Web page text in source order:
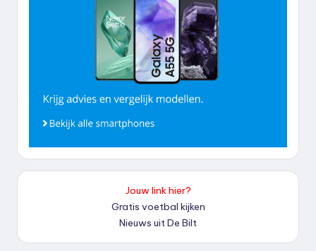
Jouw link hier?
Gratis voetbal kijken
Nieuws uit De Bilt